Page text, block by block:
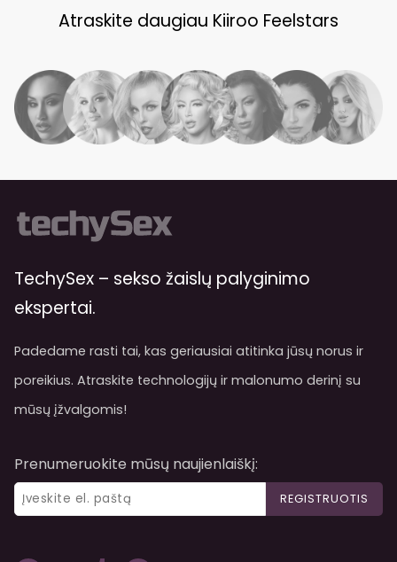
Atraskite daugiau Kiiroo Feelstars
TechySex – sekso žaislų palyginimo
ekspertai.
Padedame rasti tai, kas geriausiai atitinka jūsų norus ir
poreikius. Atraskite technologijų ir malonumo derinį su
mūsų įžvalgomis!
Prenumeruokite mūsų naujienlaiškį:
REGISTRUOTIS